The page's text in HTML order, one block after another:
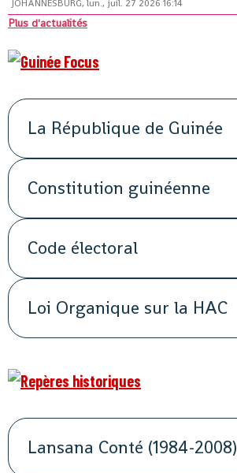
JOHANNESBURG, lun., juil. 27 2026 16:14
Plus d'actualités
La République de Guinée
Constitution guinéenne
Code électoral
Loi Organique sur la HAC
Lansana Conté (1984-2008)